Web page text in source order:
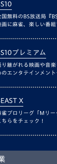
国無料のBS放送局『
画に麻雀、楽しい番組
プレミアム
り継がれる映画や音
のエンタテインメン
X
雀プロリーグ「Mリ
ちらをチェック！